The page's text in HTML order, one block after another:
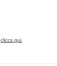
clicca qui.